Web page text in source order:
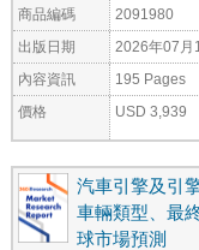
商品編碼 2091980
出版日期 2026年07月
內容資訊 195 Pages
價格 USD 3,939
汽車引擎及引
車輛類型、最
球市場預測